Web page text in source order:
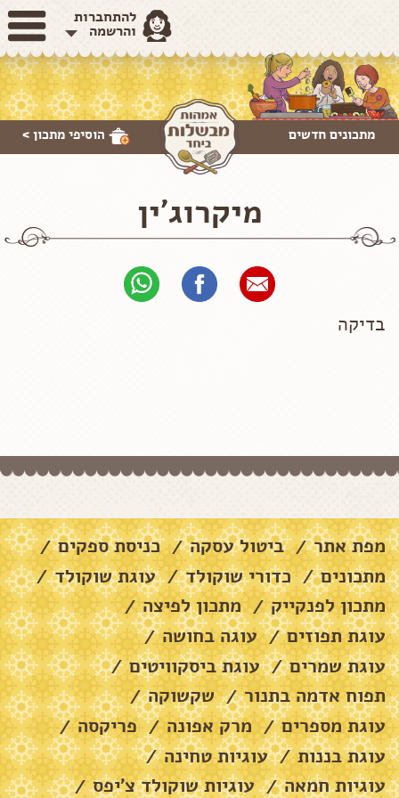
להתחברות
והרשמה
הוסיפי מתכון > מתכונים חדשים
מיקרוג'ין
בדיקה
מפת אתר / ביטול עסקה / כניסת ספקים /
מתכונים / כדורי שוקולד / עוגת שוקולד /
מתכון לפנקייק / מתכון לפיצה /
עוגת תפוזים / עוגה בחושה /
עוגת שמרים / עוגת ביסקוויטים /
תפוח אדמה בתנור / שקשוקה /
עוגת מספרים / מרק אפונה / פריקסה /
עוגת בננות / עוגיות טחינה /
עוגיות חמאה / עוגיות שוקולד צ׳יפס /